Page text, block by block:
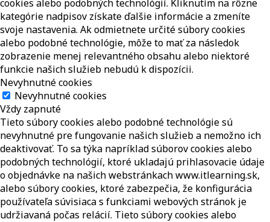
cookies alebo podobných technológií. Kliknutím na rôzne
kategórie nadpisov získate ďalšie informácie a zmeníte
svoje nastavenia. Ak odmietnete určité súbory cookies
alebo podobné technológie, môže to mať za následok
zobrazenie menej relevantného obsahu alebo niektoré
funkcie našich služieb nebudú k dispozícii.
Nevyhnutné cookies
Nevyhnutné cookies
Vždy zapnuté
Tieto súbory cookies alebo podobné technológie sú
nevyhnutné pre fungovanie našich služieb a nemožno ich
deaktivovať. To sa týka napríklad súborov cookies alebo
podobných technológií, ktoré ukladajú prihlasovacie údaje
o objednávke na našich webstránkach www.itlearning.sk,
alebo súbory cookies, ktoré zabezpečia, že konfigurácia
používateľa súvisiaca s funkciami webových stránok je
udržiavaná počas relácií. Tieto súbory cookies alebo